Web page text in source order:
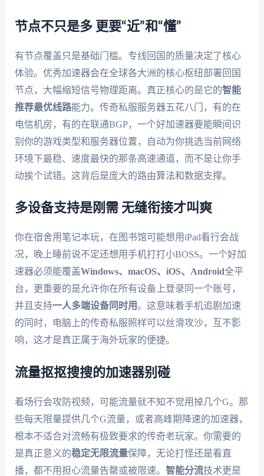
节点不只是多 更要“近”和“懂”
有节点覆盖只是基础门槛。专线回国的质量决定了核心
体验。优秀加速器会在全球各大洲的核心枢纽部署回国
节点，大幅缩短信号物理距离。真正核心的是它的智能
推荐最优线路能力。传奇私服服务器五花八门，有的在
电信机房，有的在联通BGP，一个好加速器要能瞬间识
别你的游戏类型和服务器位置，自动为你挑选当前网络
环境下最稳、速度最快的那条高速通道，而不是让你手
动挨个试错。这背后是庞大的路由算法和数据支撑。
多设备支持是刚需 无缝衔接才叫爽
你在宿舍用笔记本玩，在图书馆可能想用iPad看行会战
况，晚上睡前说不定还想用手机打打小BOSS。一个好加
速器必须能覆盖Windows、macOS、iOS、Android全平
台，更重要的是允许你在所有设备上登录同一个账号，
并且支持一人多端设备同时用。这意味着手机追剧加速
的同时，电脑上的传奇私服照样可以丝滑攻沙，互不影
响，这才是真正属于海外玩家的便捷。
流量抠抠搜搜的加速器别碰
看场行会攻防视频，可能流量就不知不觉用掉几个G。那
些每天限量提供几个G流量，或者高峰期降速的加速器，
根本不适合对流畅有极致要求的传奇老玩家。你需要的
是真正意义的稳定无限流量保障，无论打怪还是看直
播，都不用担心流量告罄或被限速。 智能分流技术更是